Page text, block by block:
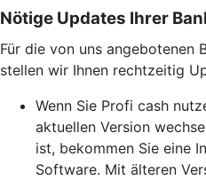
Nötige Updates Ihrer
Für die von uns angebotenen
stellen wir Ihnen rechtzeitig
Wenn Sie Profi cash
aktuellen Version
ist, bekommen Sie eine
Software. Mit älteren